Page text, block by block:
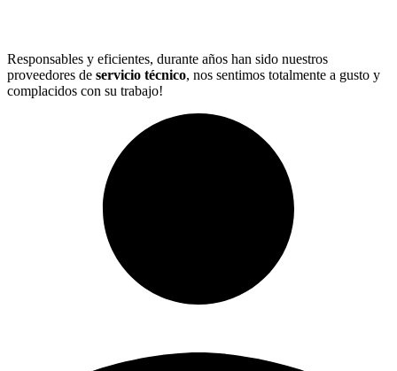
Responsables y eficientes, durante años han sido nuestros
proveedores de servicio técnico, nos sentimos totalmente a gusto y
complacidos con su trabajo!